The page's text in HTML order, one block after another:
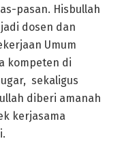
pasan. Hisbullah
dosen dan
Umum
kompeten di
sekaligus
diberi amanah
kerjasama